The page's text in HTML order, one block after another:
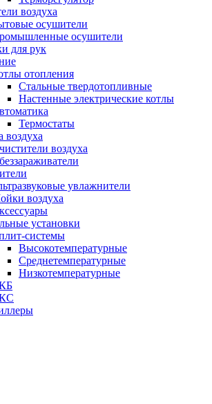
воздуха
осушители
осушители
для рук
отопления
Стальные твердотопливные
Настенные электрические котлы
Термостаты
воздуха
воздуха
увлажнители
воздуха
установки
системы
Высокотемпературные
Среднетемпературные
Низкотемпературные